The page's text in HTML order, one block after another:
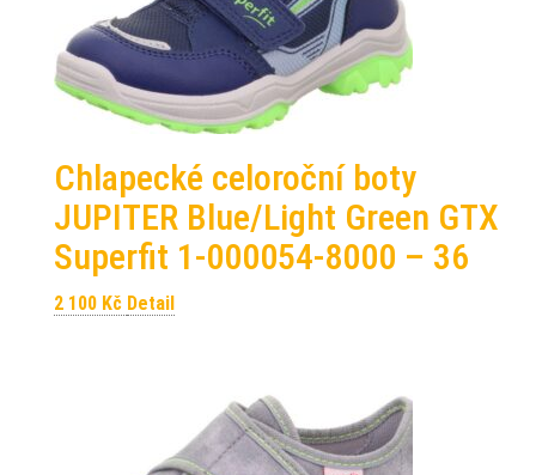
Chlapecké celoroční boty
JUPITER Blue/Light Green GTX
Superfit 1-000054-8000 – 36
2 100 Kč Detail